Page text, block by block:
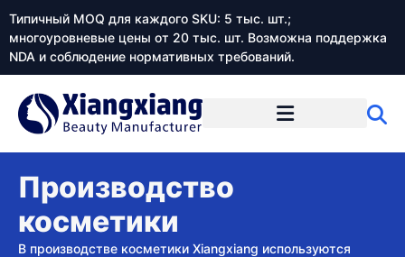
Типичный MOQ для каждого SKU: 5 тыс. шт.;
многоуровневые цены от 20 тыс. шт. Возможна поддержка
NDA и соблюдение нормативных требований.
Производство
косметики
В производстве косметики Xiangxiang используются